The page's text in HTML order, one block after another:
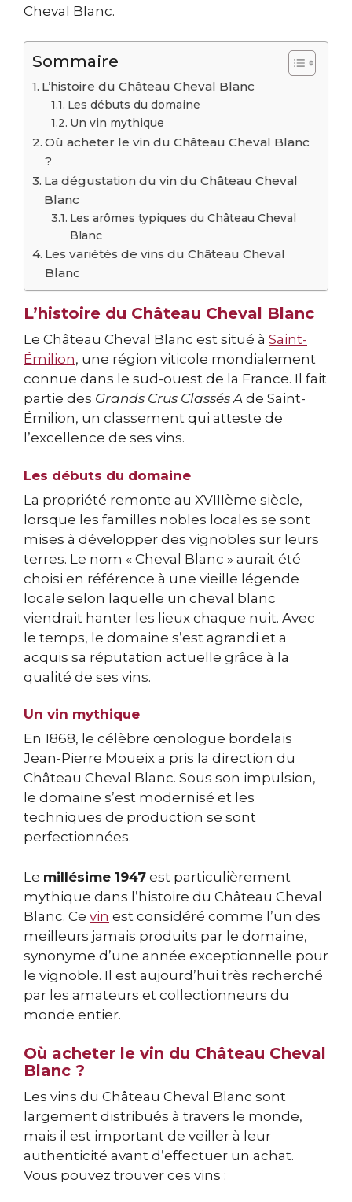
Cheval Blanc.
Sommaire
L’histoire du Château Cheval Blanc
Les débuts du domaine
Un vin mythique
Où acheter le vin du Château Cheval Blanc
?
La dégustation du vin du Château Cheval
Blanc
Les arômes typiques du Château Cheval
Blanc
Les variétés de vins du Château Cheval
Blanc
L’histoire du Château Cheval Blanc
Le Château Cheval Blanc est situé à Saint-
Émilion, une région viticole mondialement
connue dans le sud-ouest de la France. Il fait
partie des Grands Crus Classés A de Saint-
Émilion, un classement qui atteste de
l’excellence de ses vins.
Les débuts du domaine
La propriété remonte au XVIIIème siècle,
lorsque les familles nobles locales se sont
mises à développer des vignobles sur leurs
terres. Le nom « Cheval Blanc » aurait été
choisi en référence à une vieille légende
locale selon laquelle un cheval blanc
viendrait hanter les lieux chaque nuit. Avec
le temps, le domaine s’est agrandi et a
acquis sa réputation actuelle grâce à la
qualité de ses vins.
Un vin mythique
En 1868, le célèbre œnologue bordelais
Jean-Pierre Moueix a pris la direction du
Château Cheval Blanc. Sous son impulsion,
le domaine s’est modernisé et les
techniques de production se sont
perfectionnées.
Le millésime 1947 est particulièrement
mythique dans l’histoire du Château Cheval
Blanc. Ce vin est considéré comme l’un des
meilleurs jamais produits par le domaine,
synonyme d’une année exceptionnelle pour
le vignoble. Il est aujourd’hui très recherché
par les amateurs et collectionneurs du
monde entier.
Où acheter le vin du Château Cheval
Blanc ?
Les vins du Château Cheval Blanc sont
largement distribués à travers le monde,
mais il est important de veiller à leur
authenticité avant d’effectuer un achat.
Vous pouvez trouver ces vins :